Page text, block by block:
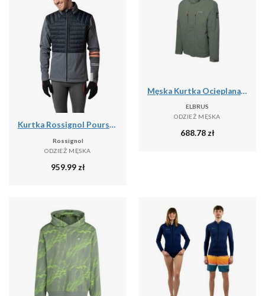
Kurtka Rossignol Poursuite Warm męska szara
Rossignol
ODZIEŻ MĘSKA
959.99 zł
Męska Kurtka Ocieplana Dilox
ELBRUS
ODZIEŻ MĘSKA
688.78zł